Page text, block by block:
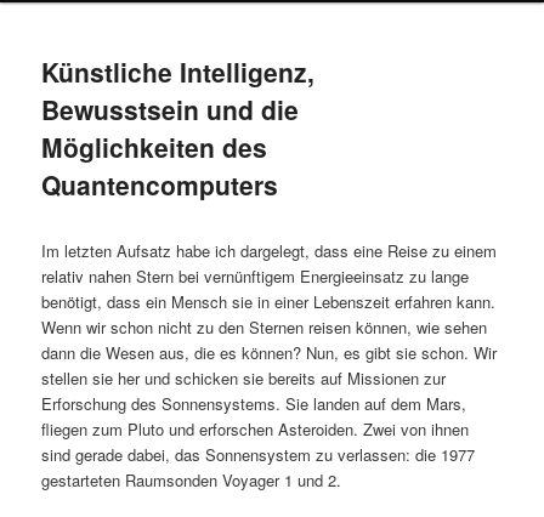
Künstliche Intelligenz,
Bewusstsein und die
Möglichkeiten des
Quantencomputers
Im letzten Aufsatz habe ich dargelegt, dass eine Reise zu einem
relativ nahen Stern bei vernünftigem Energieeinsatz zu lange
benötigt, dass ein Mensch sie in einer Lebenszeit erfahren kann.
Wenn wir schon nicht zu den Sternen reisen können, wie sehen
dann die Wesen aus, die es können? Nun, es gibt sie schon. Wir
stellen sie her und schicken sie bereits auf Missionen zur
Erforschung des Sonnensystems. Sie landen auf dem Mars,
fliegen zum Pluto und erforschen Asteroiden. Zwei von ihnen
sind gerade dabei, das Sonnensystem zu verlassen: die 1977
gestarteten Raumsonden Voyager 1 und 2.